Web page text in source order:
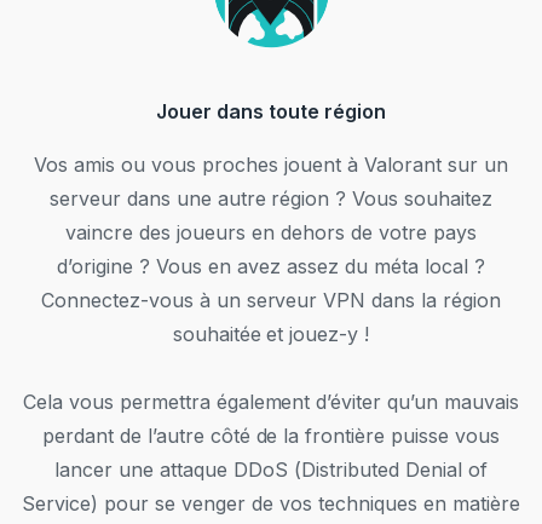
Jouer dans toute région
Vos amis ou vous proches jouent à Valorant sur un
serveur dans une autre région ? Vous souhaitez
vaincre des joueurs en dehors de votre pays
d’origine ? Vous en avez assez du méta local ?
Connectez-vous à un serveur VPN dans la région
souhaitée et jouez-y !
Cela vous permettra également d’éviter qu’un mauvais
perdant de l’autre côté de la frontière puisse vous
lancer une attaque DDoS (Distributed Denial of
Service) pour se venger de vos techniques en matière